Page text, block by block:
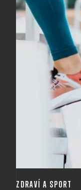
Podporujeme
zaměřené
jako jsou
multisport
také
ZDRAVÍ A SPORT